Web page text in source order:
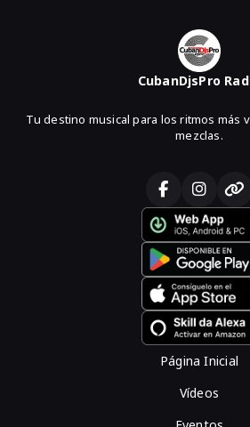
CubanDjsPro
Tu destino musical para los ritmos más
mezclas.
Página Inicial
Vídeos